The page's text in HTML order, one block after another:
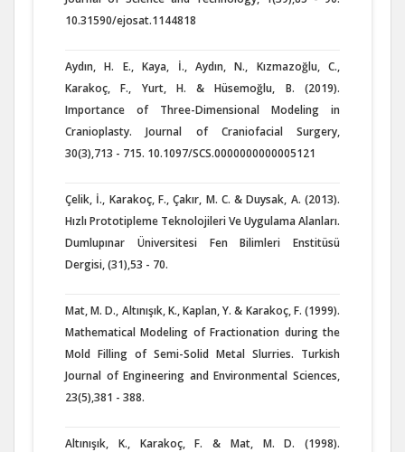
10.31590/ejosat.1144818
Aydın, H. E., Kaya, İ., Aydın, N., Kızmazoğlu, C.,
Karakoç, F., Yurt, H. & Hüsemoğlu, B. (2019).
Importance of Three-Dimensional Modeling in
Cranioplasty. Journal of Craniofacial Surgery,
30(3),713 - 715. 10.1097/SCS.0000000000005121
Çelik, İ., Karakoç, F., Çakır, M. C. & Duysak, A. (2013).
Hızlı Prototipleme Teknolojileri Ve Uygulama Alanları.
Dumlupınar Üniversitesi Fen Bilimleri Enstitüsü
Dergisi, (31),53 - 70.
Mat, M. D., Altınışık, K., Kaplan, Y. & Karakoç, F. (1999).
Mathematical Modeling of Fractionation during the
Mold Filling of Semi-Solid Metal Slurries. Turkish
Journal of Engineering and Environmental Sciences,
23(5),381 - 388.
Altınışık, K., Karakoç, F. & Mat, M. D. (1998).